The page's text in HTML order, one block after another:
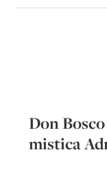
Don
mistica